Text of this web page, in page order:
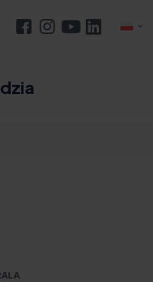
Kompleksowy